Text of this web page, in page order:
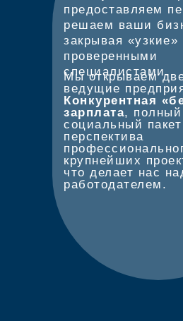
предоставляем
решаем ваши
закрывая «узкие»
проверенными
специалистами.
Мы открываем
ведущие
Конкурентная
зарплата, полный
социальный
перспектива
крупнейших
что делает нас
работодателем.